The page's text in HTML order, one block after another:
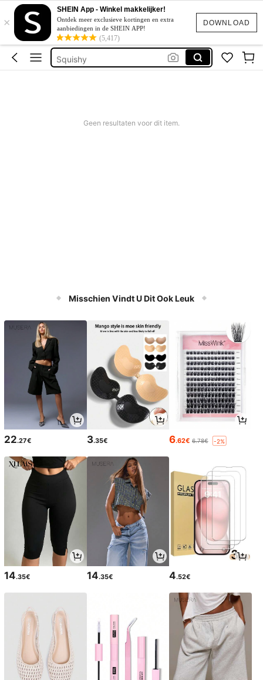
DOWNLOAD
×
SHEIN App - Winkel makkelijker!
Ontdek meer exclusieve kortingen en extra
aanbiedingen in de SHEIN APP!
(5,417)
Trouwjurk
Lensa Warna Hitam
Katoen
Squishy
Geen resultaten voor dit item.
Misschien Vindt U Dit Ook Leuk
22.27€ 3.35€ 6.62€ 6.78€ -2%
14.35€ 14.35€ 4.52€